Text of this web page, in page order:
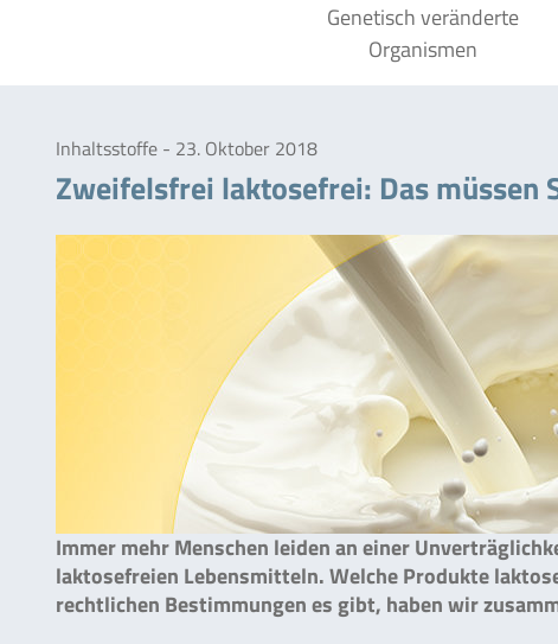
Genetisch veränderte
Organismen
Inhaltsstoffe - 23. Oktober 2018
Zweifelsfrei laktosefrei: Das müssen
Immer mehr Menschen leiden an einer
laktosefreien Lebensmitteln. Welche Produkte
rechtlichen Bestimmungen es gibt, haben wir